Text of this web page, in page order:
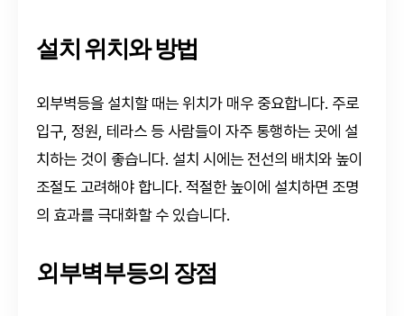
설치 위치와 방법
외부벽등을 설치할 때는 위치가 매우 중요합니다. 주로
입구, 정원, 테라스 등 사람들이 자주 통행하는 곳에 설
치하는 것이 좋습니다. 설치 시에는 전선의 배치와 높이
조절도 고려해야 합니다. 적절한 높이에 설치하면 조명
의 효과를 극대화할 수 있습니다.
외부벽부등의 장점